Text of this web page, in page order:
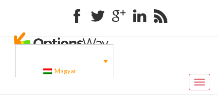
FacebookTwitter Google+Linkedin RSS
Magyar
Toggle